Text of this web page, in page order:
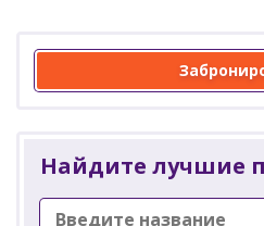
Найдите лучшие